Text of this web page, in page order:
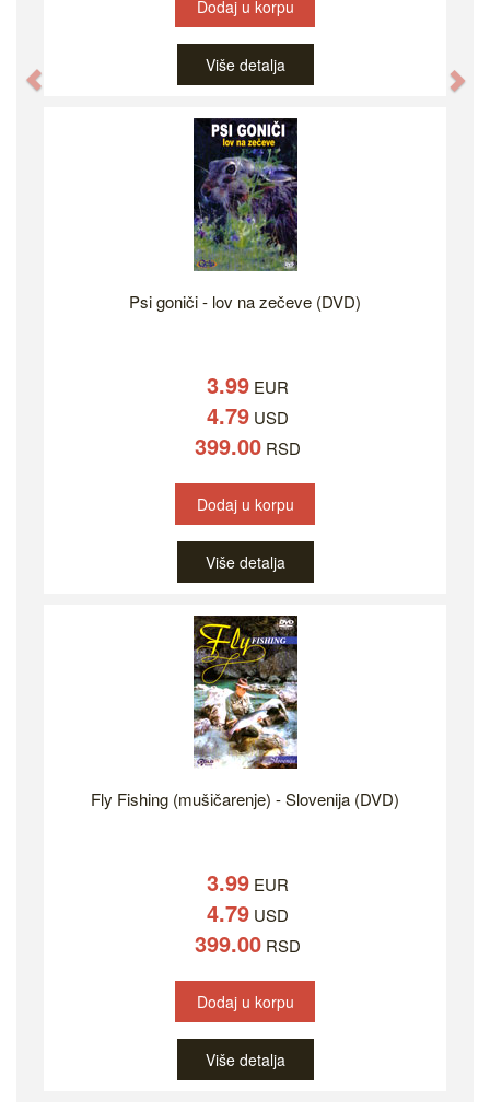
Dodaj u korpu
Više detalja
Psi goniči - lov na zečeve (DVD)
3.99 EUR
4.79 USD
399.00 RSD
Dodaj u korpu
Više detalja
Fly Fishing (mušičarenje) - Slovenija (DVD)
3.99 EUR
4.79 USD
399.00 RSD
Dodaj u korpu
Više detalja